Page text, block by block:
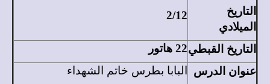
التاريخ
الميلادي
2/12
التاريخ القبطي22 هاتور
عنوان الدرس البابا بطرس خاتم الشهداء